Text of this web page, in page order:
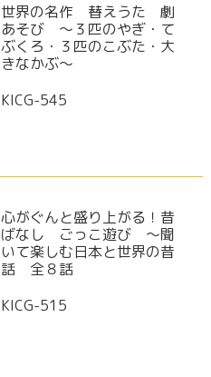
世界の名作 替えうた 劇
あそび ～３匹のやぎ・て
ぶくろ・３匹のこぶた・大
きなかぶ～
KICG-545
心がぐんと盛り上がる！昔
ばなし ごっこ遊び ～聞
いて楽しむ日本と世界の昔
話 全８話
KICG-515